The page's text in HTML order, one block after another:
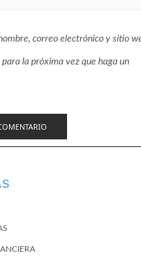
correo electrónico y sitio
la próxima vez que haga un